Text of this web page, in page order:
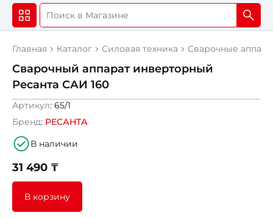
Главная Каталог Силовая техника Сварочные
Сварочный аппарат инверторный
Ресанта САИ 160
Артикул: 65/1
Бренд: РЕСАНТА
В наличии
31 490 ₸
В корзину